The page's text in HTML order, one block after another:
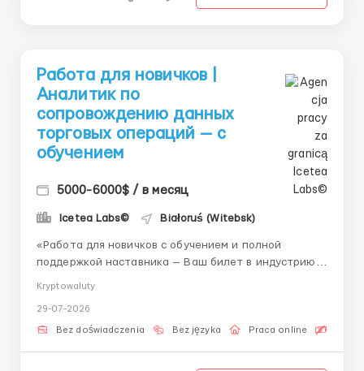
Работа для новичков |
Аналитик по
сопровождению данных
торговых операций — с
обучением
5000-6000$ / в месяц
Icetea Labs© Białoruś (Witebsk)
«Работа для новичков с обучением и полной
поддержкой наставника — Ваш билет в индустрию
Опыт: Не требуется (всесторонняя подготовка)
Сопровождение данных торговых операций позво...
Kryptowaluty
29-07-2026
Bez doświadczenia Bez języka Praca online